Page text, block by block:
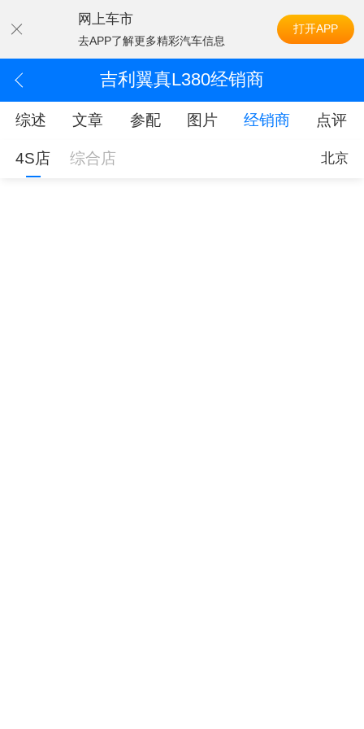
网上车市
去APP了解更多精彩汽车信息
打开APP
吉利翼真L380经销商
综述 文章 参配 图片 经销商 点评
4S店 综合店 北京